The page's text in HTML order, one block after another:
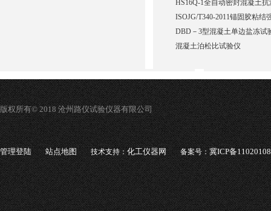
HS16Q-1全自动密封混凝土抗
ISOJG/T340-2011锚固胶粘结
DBD－3型混凝土单边盐冻试
混凝土泊松比试验仪
版权所有© 2018 沧州路仪试验仪器有限公司
管理登陆 站点地图 技术支持：化工仪器网 备案号：冀ICP备